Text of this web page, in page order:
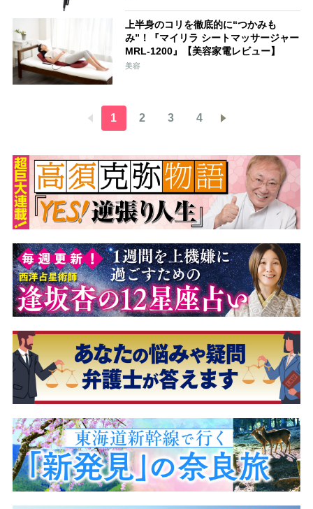
上半身のコリを徹底的に“つかみも
み”！『マイリラ シートマッサージャー
MRL-1200』【美容家電レビュー】
美容
1 2 3 4